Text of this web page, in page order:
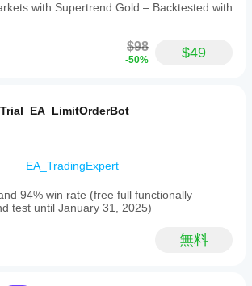
with Supertrend Gold – Backtested with
$98
-50% $49
Trial_EA_LimitOrderBot
EA_TradingExpert
94% win rate (free full functionally
test until January 31, 2025)
無料